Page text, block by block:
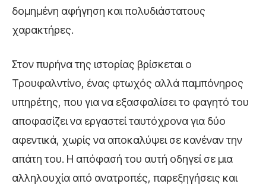
δομημένη αφήγηση και πολυδιάστατους
χαρακτήρες.
Στον πυρήνα της ιστορίας βρίσκεται ο
Τρουφαλντίνο, ένας φτωχός αλλά παμπόνηρος
υπηρέτης, που για να εξασφαλίσει το φαγητό του
αποφασίζει να εργαστεί ταυτόχρονα για δύο
αφεντικά, χωρίς να αποκαλύψει σε κανέναν την
απάτη του. Η απόφασή του αυτή οδηγεί σε μια
αλληλουχία από ανατροπές, παρεξηγήσεις και